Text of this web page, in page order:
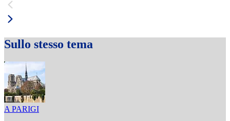
Sullo stesso tema
A PARIGI